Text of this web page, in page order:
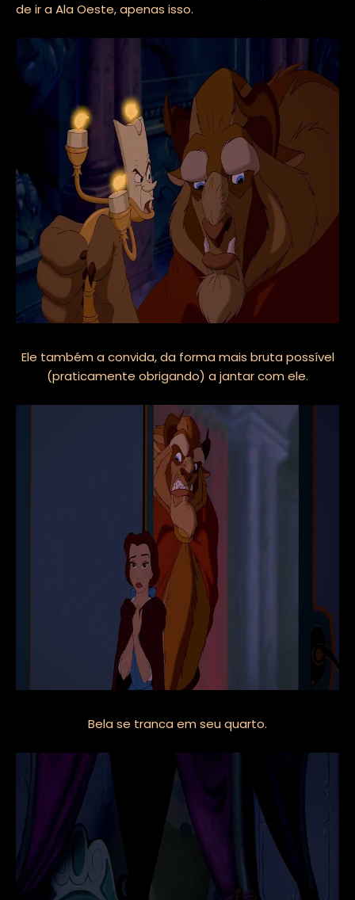
de ir a Ala Oeste, apenas isso.
Ele também a convida, da forma mais bruta possível
(praticamente obrigando) a jantar com ele.
Bela se tranca em seu quarto.